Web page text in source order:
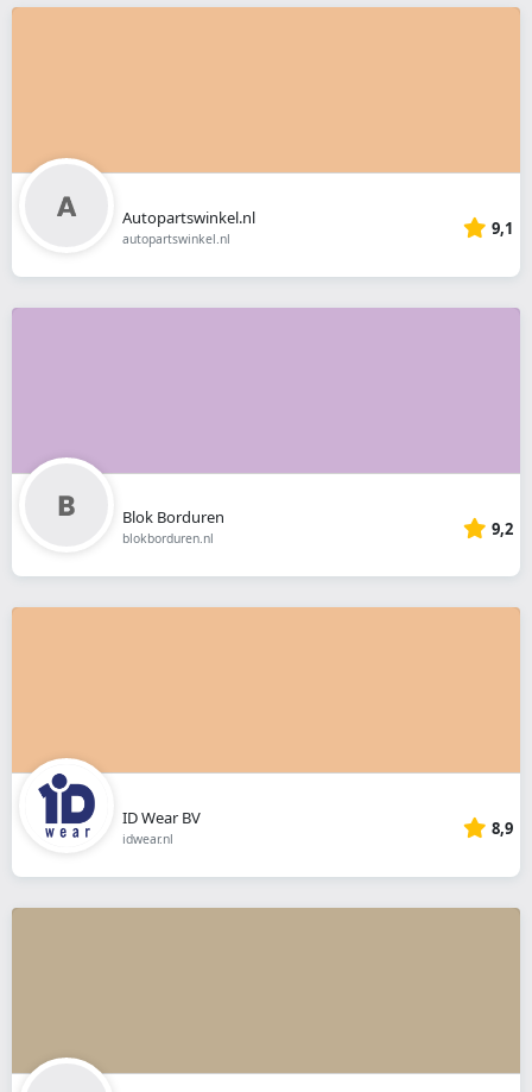
Autopartswinkel.nl
autopartswinkel.nl 9,1
Blok Borduren
blokborduren.nl 9,2
ID Wear BV
idwear.nl 8,9